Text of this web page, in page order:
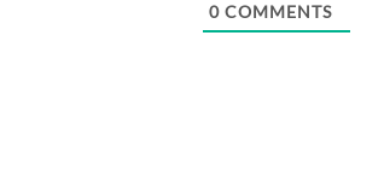
0 COMMENTS